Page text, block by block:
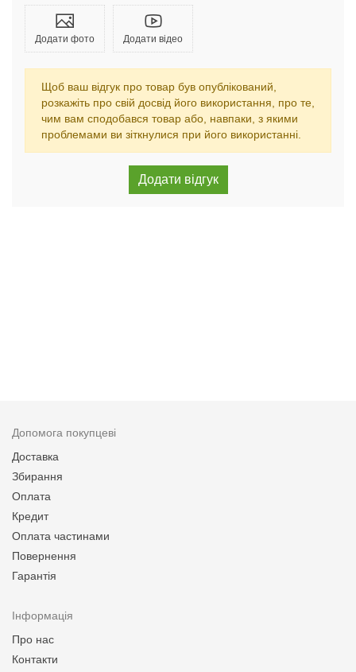
Додати фото Додати відео
Щоб ваш відгук про товар був опублікований,
розкажіть про свій досвід його використання, про те,
чим вам сподобався товар або, навпаки, з якими
проблемами ви зіткнулися при його використанні.
Допомога покупцеві
Доставка
Збирання
Оплата
Кредит
Оплата частинами
Повернення
Гарантія
Інформація
Про нас
Контакти